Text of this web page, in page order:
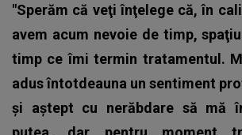
"Sperăm că veţi înţelege că, în
avem acum nevoie de timp,
timp ce îmi termin tratamentul.
adus întotdeauna un sentiment
şi aştept cu nerăbdare să mă